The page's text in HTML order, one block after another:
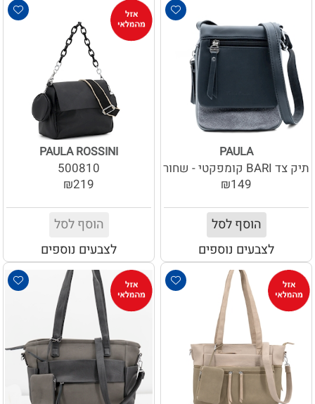
PAULA
תיק צד BARI קומפקטי - שחור
₪149
הוסף לסל
לצבעים נוספים
PAULA ROSSINI
500810
₪219
הוסף לסל
לצבעים נוספים